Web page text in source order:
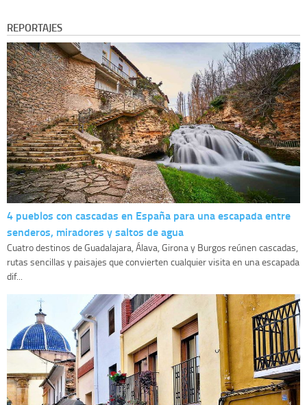
REPORTAJES
4 pueblos con cascadas en España para una escapada entre
senderos, miradores y saltos de agua
Cuatro destinos de Guadalajara, Álava, Girona y Burgos reúnen cascadas,
rutas sencillas y paisajes que convierten cualquier visita en una escapada
dif...